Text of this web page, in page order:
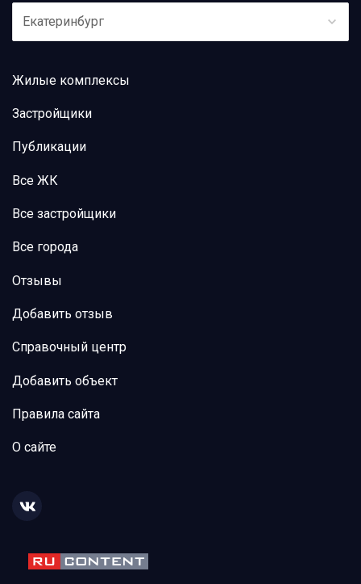
Екатеринбург
Жилые комплексы
Застройщики
Публикации
Все ЖК
Все застройщики
Все города
Отзывы
Добавить отзыв
Справочный центр
Добавить объект
Правила сайта
О сайте